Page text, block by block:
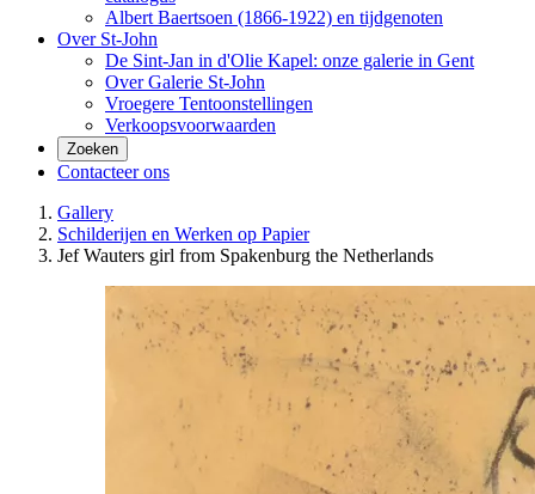
Albert Baertsoen (1866-1922) en tijdgenoten
Over St-John
De Sint-Jan in d'Olie Kapel: onze galerie in Gent
Over Galerie St-John
Vroegere Tentoonstellingen
Verkoopsvoorwaarden
Zoeken
Contacteer ons
Gallery
Schilderijen en Werken op Papier
Jef Wauters girl from Spakenburg the Netherlands